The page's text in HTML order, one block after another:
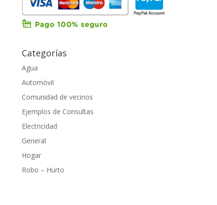
Categorías
Agua
Automóvil
Comunidad de vecinos
Ejemplos de Consultas
Electricidad
General
Hogar
Robo – Hurto